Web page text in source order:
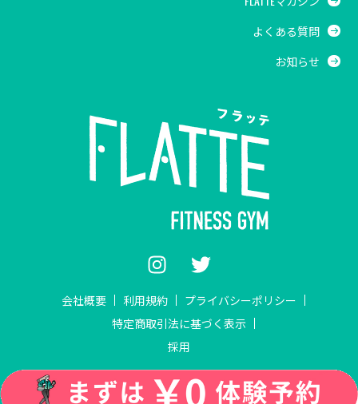
会社概要 利用規約
プライバシーポリシー
特定商取引法に基づく表示
採用
COPYRIGHT ©2022.Funova Co.,Ltd ALL RIGHTS RESERVED.
よくある質問
お知らせ